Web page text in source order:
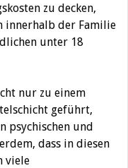
zu decken,
innerhalb der Familie
unter 18
nur zu einem
geführt,
psychischen und
dass in diesen
viele